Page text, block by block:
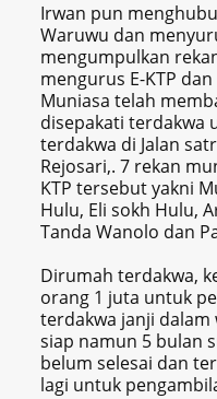
Irwan pun
Waruwu dan
mengumpulkan
mengurus E-KTP
Muniasa telah
disepakati terdakwa
terdakwa di Jalan
Rejosari,. 7 rekan
KTP tersebut yakni
Hulu, Eli sokh Hulu,
Tanda Wanolo dan
Dirumah terdakwa,
orang 1 juta untuk
terdakwa janji dalam
siap namun 5 bulan
belum selesai dan
lagi untuk